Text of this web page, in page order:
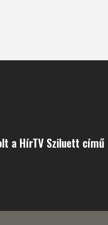
a HírTV Sziluett című